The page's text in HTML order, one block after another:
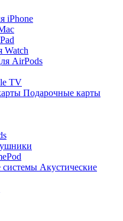
iPhone
Watch
AirPods
TV
Подарочные карты
Акустические